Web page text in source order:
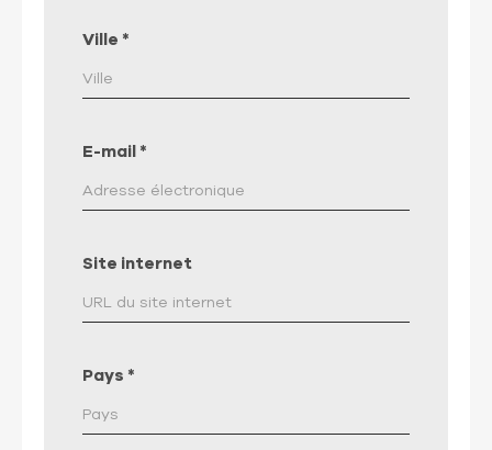
Ville *
E-mail *
Site internet
Pays *